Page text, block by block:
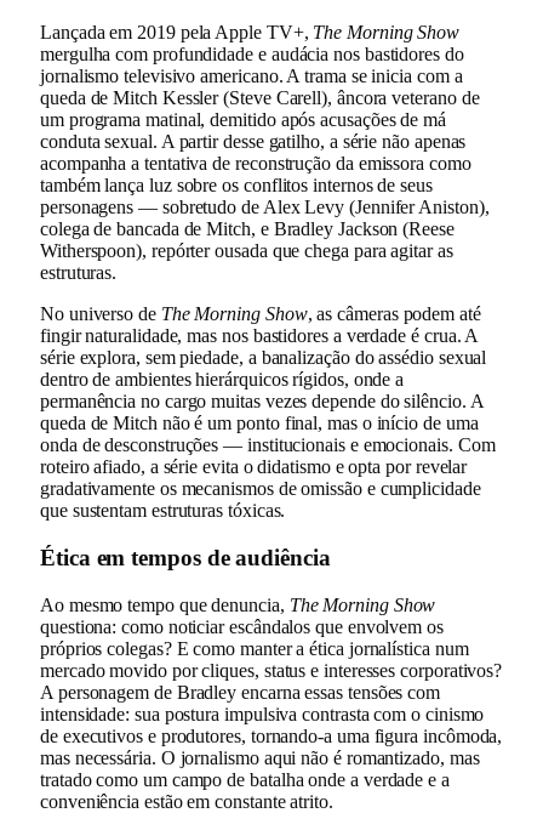
Lançada em 2019 pela Apple TV+, The Morning Show
mergulha com profundidade e audácia nos bastidores do
jornalismo televisivo americano. A trama se inicia com a
queda de Mitch Kessler (Steve Carell), âncora veterano de
um programa matinal, demitido após acusações de má
conduta sexual. A partir desse gatilho, a série não apenas
acompanha a tentativa de reconstrução da emissora como
também lança luz sobre os conflitos internos de seus
personagens — sobretudo de Alex Levy (Jennifer Aniston),
colega de bancada de Mitch, e Bradley Jackson (Reese
Witherspoon), repórter ousada que chega para agitar as
estruturas.
No universo de The Morning Show, as câmeras podem até
fingir naturalidade, mas nos bastidores a verdade é crua. A
série explora, sem piedade, a banalização do assédio sexual
dentro de ambientes hierárquicos rígidos, onde a
permanência no cargo muitas vezes depende do silêncio. A
queda de Mitch não é um ponto final, mas o início de uma
onda de desconstruções — institucionais e emocionais. Com
roteiro afiado, a série evita o didatismo e opta por revelar
gradativamente os mecanismos de omissão e cumplicidade
que sustentam estruturas tóxicas.
Ética em tempos de audiência
Ao mesmo tempo que denuncia, The Morning Show
questiona: como noticiar escândalos que envolvem os
próprios colegas? E como manter a ética jornalística num
mercado movido por cliques, status e interesses corporativos?
A personagem de Bradley encarna essas tensões com
intensidade: sua postura impulsiva contrasta com o cinismo
de executivos e produtores, tornando-a uma figura incômoda,
mas necessária. O jornalismo aqui não é romantizado, mas
tratado como um campo de batalha onde a verdade e a
conveniência estão em constante atrito.